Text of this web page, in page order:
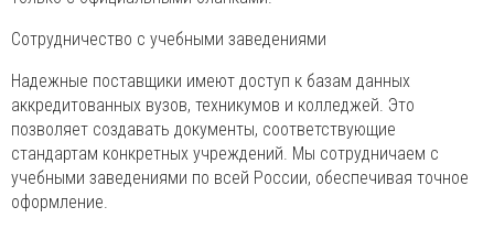
Сотрудничество с учебными заведениями
Надежные поставщики имеют доступ к базам данных
аккредитованных вузов, техникумов и колледжей. Это
позволяет создавать документы, соответствующие
стандартам конкретных учреждений. Мы сотрудничаем с
учебными заведениями по всей России, обеспечивая точное
оформление.